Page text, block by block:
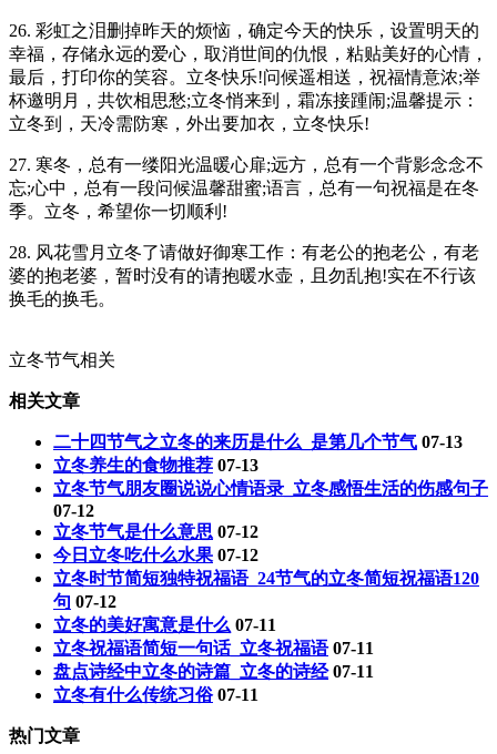
26. 彩虹之泪删掉昨天的烦恼，确定今天的快乐，设置明天的
幸福，存储永远的爱心，取消世间的仇恨，粘贴美好的心情，
最后，打印你的笑容。立冬快乐!问候遥相送，祝福情意浓;举
杯邀明月，共饮相思愁;立冬悄来到，霜冻接踵闹;温馨提示：
立冬到，天冷需防寒，外出要加衣，立冬快乐!
27. 寒冬，总有一缕阳光温暖心扉;远方，总有一个背影念念不
忘;心中，总有一段问候温馨甜蜜;语言，总有一句祝福是在冬
季。立冬，希望你一切顺利!
28. 风花雪月立冬了请做好御寒工作：有老公的抱老公，有老
婆的抱老婆，暂时没有的请抱暖水壶，且勿乱抱!实在不行该
换毛的换毛。
立冬节气相关
相关文章
二十四节气之立冬的来历是什么_是第几个节气 07-13
立冬养生的食物推荐 07-13
立冬节气朋友圈说说心情语录_立冬感悟生活的伤感句子
07-12
立冬节气是什么意思 07-12
今日立冬吃什么水果 07-12
立冬时节简短独特祝福语_24节气的立冬简短祝福语120
句 07-12
立冬的美好寓意是什么 07-11
立冬祝福语简短一句话_立冬祝福语 07-11
盘点诗经中立冬的诗篇_立冬的诗经 07-11
立冬有什么传统习俗 07-11
热门文章